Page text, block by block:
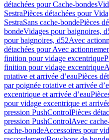
détachées pour Cache-bondes
SestraPièces détachées pour
SestraSans cache-bondePièces
bondeVidages pour baignoires,
pour baignoires, d52Avec
détachées pour Avec
finition pour vidage excentrique
finition pour vidage excentrique
rotative et arrivée d’eauPièces
par poignée rotative et arrivée
excentrique et arrivée d’eau
pour vidage excentrique et
pression PushControlPièces
pression PushControlAvec
cache-bondeAccessoires pour